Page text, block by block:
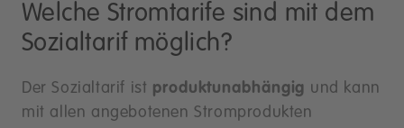
Welche Stromtarife sind mit dem
Sozialtarif möglich?
Der Sozialtarif ist produktunabhängig und kann
mit allen angebotenen Stromprodukten